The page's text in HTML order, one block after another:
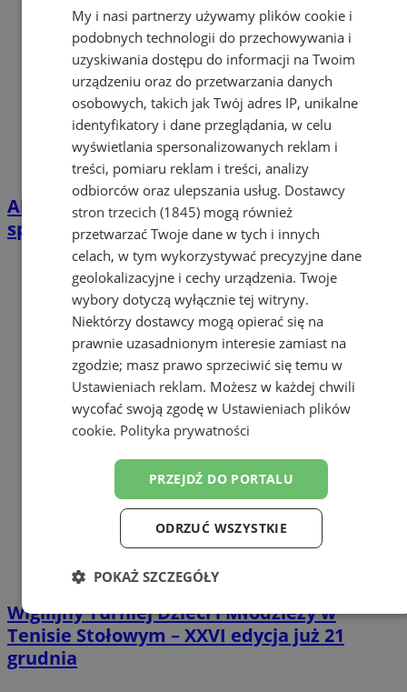
Aktywny Dzień Pełen Zabawy w Żorach –
sportowe emocje czekają na dzieci
Wigilijny Turniej Dzieci i Młodzieży w
Tenisie Stołowym – XXVI edycja już 21
grudnia
My i nasi partnerzy używamy plików cookie i
podobnych technologii do przechowywania i
uzyskiwania dostępu do informacji na Twoim
urządzeniu oraz do przetwarzania danych
osobowych, takich jak Twój adres IP, unikalne
identyfikatory i dane przeglądania, w celu
wyświetlania spersonalizowanych reklam i
treści, pomiaru reklam i treści, analizy
odbiorców oraz ulepszania usług. Dostawcy
stron trzecich (1845) mogą również
przetwarzać Twoje dane w tych i innych
celach, w tym wykorzystywać precyzyjne dane
geolokalizacyjne i cechy urządzenia. Twoje
wybory dotyczą wyłącznie tej witryny.
Niektórzy dostawcy mogą opierać się na
prawnie uzasadnionym interesie zamiast na
zgodzie; masz prawo sprzeciwić się temu w
Ustawieniach reklam. Możesz w każdej chwili
wycofać swoją zgodę w Ustawieniach plików
cookie. Polityka prywatności
PRZEJDŹ DO PORTALU
ODRZUĆ WSZYSTKIE
POKAŻ SZCZEGÓŁY
Niezbędne Wydajność Targetowanie